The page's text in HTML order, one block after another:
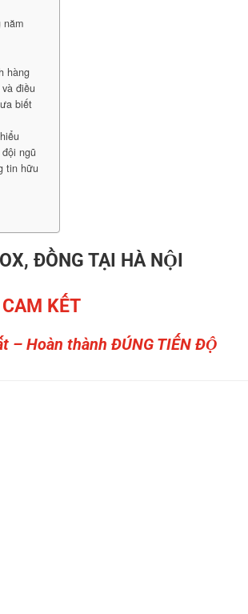
năm
hàng
điều
biết
ngũ
tin hữu
ĐỒNG TẠI HÀ NỘI
KẾT
– Hoàn thành ĐÚNG TIẾN ĐỘ